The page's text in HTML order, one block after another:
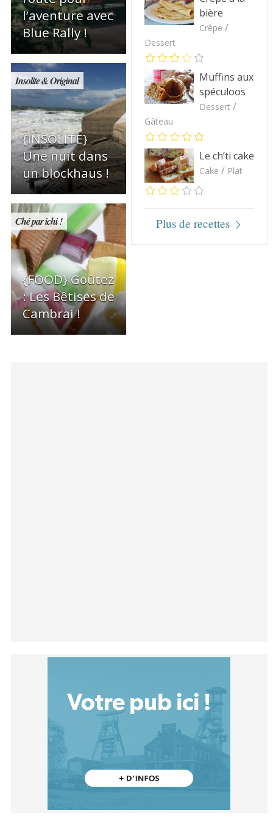
l’aventure avec
Blue Rally !
Insolite & Original
{INSOLITE}
Une nuit dans
un blockhaus !
Ché par ichi !
{FOOD} Goûtez
: Les Bêtises de
Cambrai !
bière
Crêpe /
Dessert
Muffins aux
spéculoos
Dessert /
Gâteau
Le ch’ti cake
Cake / Plat
Plus de recettes